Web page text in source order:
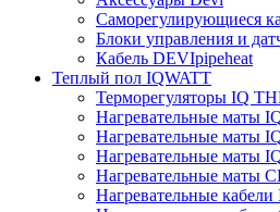
Саморегулирующиеся
Блоки управления и
Кабель DEVIpipeheat
Теплый пол IQWATT
Терморегуляторы IQ
Нагревательные маты
Нагревательные маты
Нагревательные маты
Нагревательные маты
Нагревательные